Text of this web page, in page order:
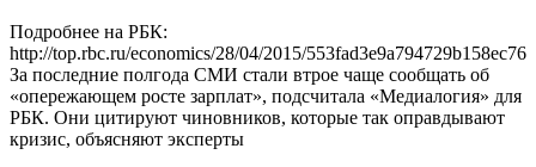
Подробнее на РБК:
http://top.rbc.ru/economics/28/04/2015/553fad3e9a794729b158ec76
За последние полгода СМИ стали втрое чаще сообщать об
«опережающем росте зарплат», подсчитала «Медиалогия» для
РБК. Они цитируют чиновников, которые так оправдывают
кризис, объясняют эксперты